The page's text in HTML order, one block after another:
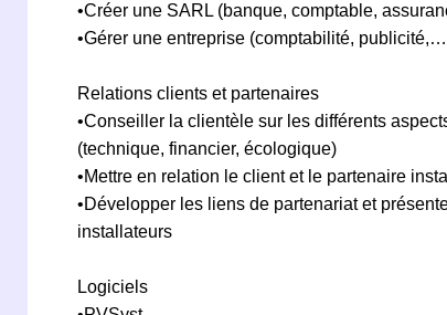
•Créer une SARL (banque, comptable,
•Gérer une entreprise (comptabilité,
Relations clients et partenaires
•Conseiller la clientèle sur les différents
(technique, financier, écologique)
•Mettre en relation le client et le partenaire
•Développer les liens de partenariat et
installateurs
Logiciels